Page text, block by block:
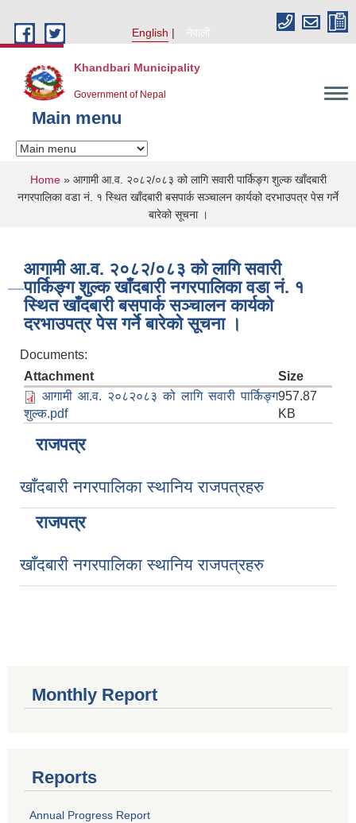
English
नेपाली
Khandbari Municipality
Government of Nepal
Main menu
You are here
Home» आगामी आ.व. २०८२/०८३ को लागि सवारी पार्किङ्ग शुल्क खाँदबारी
नगरपालिका वडा नं. १ स्थित खाँदबारी बसपार्क सञ्चालन कार्यको दरभाउपत्र पेस गर्ने
बारेको सूचना ।
आगामी आ.व. २०८२/०८३ को लागि सवारी
पार्किङ्ग शुल्क खाँदबारी नगरपालिका वडा नं. १
स्थित खाँदबारी बसपार्क सञ्चालन कार्यको
दरभाउपत्र पेस गर्ने बारेको सूचना ।
Documents:
Attachment
Size
आगामी आ.व. २०८२०८३ को लागि सवारी पार्किङ्ग
शुल्क.pdf
957.87
KB
राजपत्र
खाँदबारी नगरपालिका स्थानिय राजपत्रहरु
राजपत्र
खाँदबारी नगरपालिका स्थानिय राजपत्रहरु
Monthly Report
Reports
Annual Progress Report